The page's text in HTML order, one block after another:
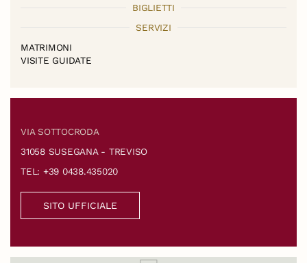
BIGLIETTI
SERVIZI
MATRIMONI
VISITE GUIDATE
VIA SOTTOCRODA
31058 SUSEGANA - TREVISO
TEL: +39 0438.435020
SITO UFFICIALE